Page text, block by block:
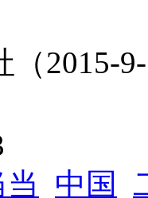
（2015-
当 中国